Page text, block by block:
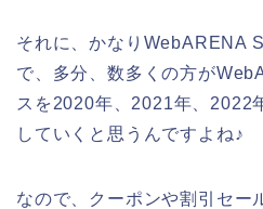
それに、かなりWebARENA
で、多分、数多くの方が
スを2020年、2021年、2022
していくと思うんですよね♪
なので、クーポンや割引セー